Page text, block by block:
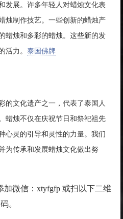
发展。许多年轻人对蜡烛文化表
烛制作技艺。一些创新的蜡烛产
蜡烛和多彩的蜡烛。这些新的发
活力。泰国佛牌
的文化遗产之一，代表了泰国人
蜡烛不仅在庆祝节日和祭祀祖先
心灵的引导和灵性的力量。我们
为传承和发展蜡烛文化做出努
微信：xtyfgfp 或扫以下二维
码。